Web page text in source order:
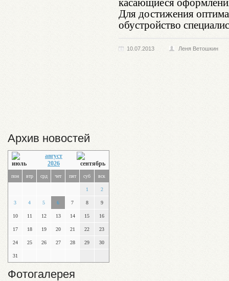
Архив новостей
август
2026
пон втр срд чет пят суб вск
1 2
3 4 5 6 7 8 9
10 11 12 13 14 15 16
17 18 19 20 21 22 23
24 25 26 27 28 29 30
31
Фотогалерея
Для достижения
обустройство
10.07.2013 Леня Ветошкин